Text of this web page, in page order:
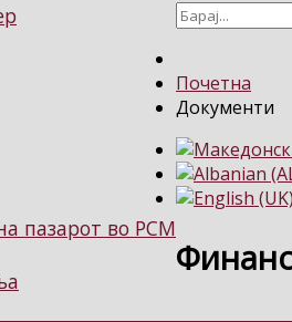
пазарот во РСМ
Почетна
Документи